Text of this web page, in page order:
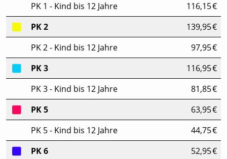
PK 1 - Kind bis 12 Jahre
116,15 €
PK 2
139,95 €
PK 2 - Kind bis 12 Jahre
97,95 €
PK 3
116,95 €
PK 3 - Kind bis 12 Jahre
81,85 €
PK 5
63,95 €
PK 5 - Kind bis 12 Jahre
44,75 €
PK 6
52,95 €